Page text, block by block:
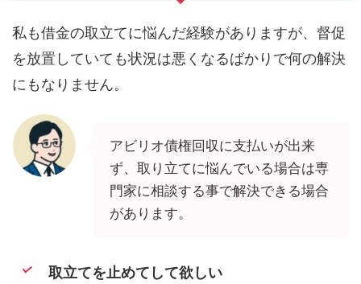
私も借金の取立てに悩んだ経験がありますが、督促
を放置していても状況は悪くなるばかりで何の解決
にもなりません。
アビリオ債権回収に支払いが出来
ず、取り立てに悩んでいる場合は専
門家に相談する事で解決できる場合
があります。
取立てを止めてして欲しい